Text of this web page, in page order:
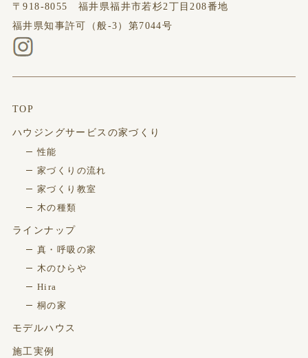
〒918-8055 福井県福井市若杉2丁目208番地
福井県知事許可（般-3）第7044号
TOP
ハウジングサービスの家づくり
性能
家づくりの流れ
家づくり教室
木の種類
ラインナップ
真・呼吸の家
木のひらや
Hira
桐の家
モデルハウス
施工実例